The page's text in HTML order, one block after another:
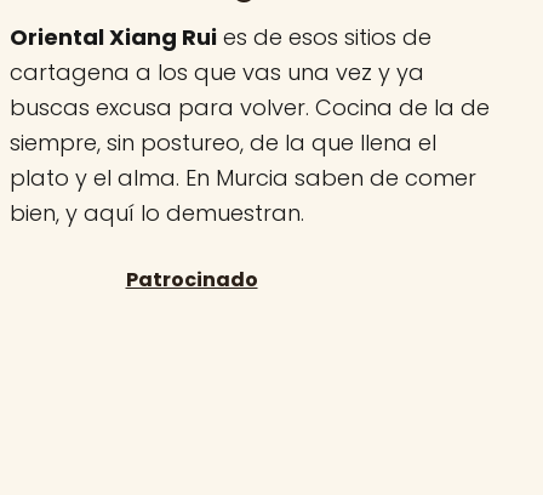
Oriental Xiang Rui es de esos sitios de
cartagena a los que vas una vez y ya
buscas excusa para volver. Cocina de la de
siempre, sin postureo, de la que llena el
plato y el alma. En Murcia saben de comer
bien, y aquí lo demuestran.